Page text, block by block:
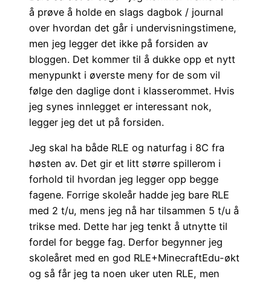
å prøve å holde en slags dagbok / journal
over hvordan det går i undervisningstimene,
men jeg legger det ikke på forsiden av
bloggen. Det kommer til å dukke opp et nytt
menypunkt i øverste meny for de som vil
følge den daglige dont i klasserommet. Hvis
jeg synes innlegget er interessant nok,
legger jeg det ut på forsiden.
Jeg skal ha både RLE og naturfag i 8C fra
høsten av. Det gir et litt større spillerom i
forhold til hvordan jeg legger opp begge
fagene. Forrige skoleår hadde jeg bare RLE
med 2 t/u, mens jeg nå har tilsammen 5 t/u å
trikse med. Dette har jeg tenkt å utnytte til
fordel for begge fag. Derfor begynner jeg
skoleåret med en god RLE+MinecraftEdu-økt
og så får jeg ta noen uker uten RLE, men